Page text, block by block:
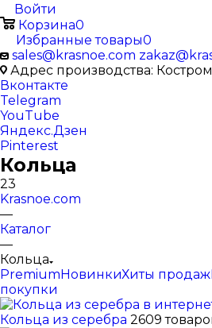
Войти
Корзина0
Избранные товары0
sales@krasnoe.com
Адрес производства:
Вконтакте
Telegram
YouTube
Яндекс.Дзен
Pinterest
Кольца
23
Krasnoe.com
—
Каталог
—
Кольца
PremiumНовинкиХиты продаж
покупки
Кольца из серебра 2609